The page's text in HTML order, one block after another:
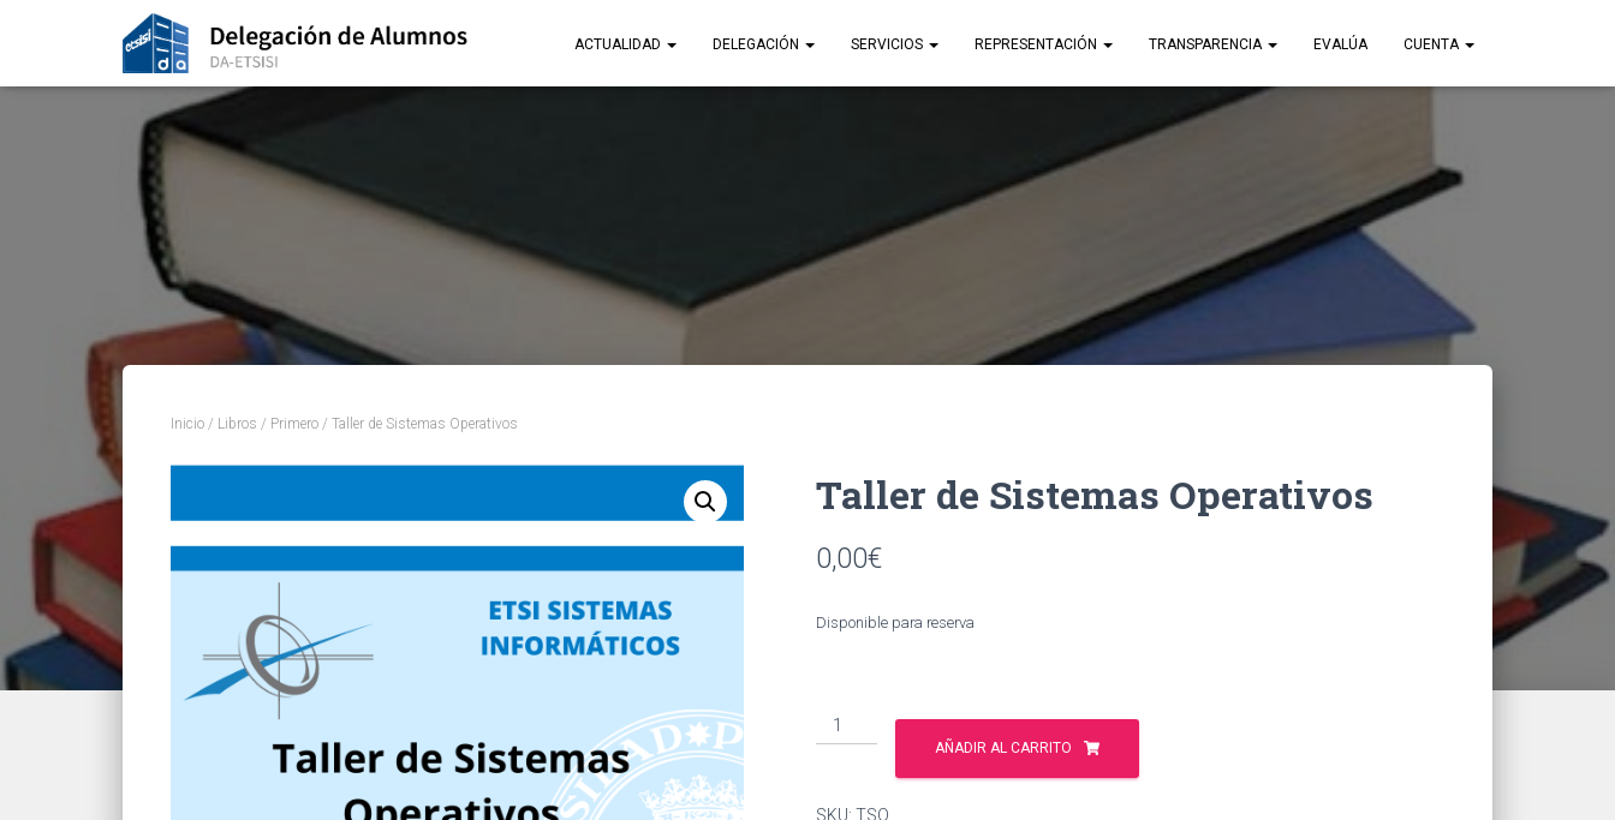
ACTUALIDAD DELEGACIÓN SERVICIOS REPRESENTACIÓN TRANSPARENCIA EVALÚA CUENTA
Inicio / Libros / Primero / Taller de Sistemas Operativos
Taller de Sistemas Operativos
0,00€
Disponible para reserva
Taller
de
AÑADIR AL CARRITO
SKU: TSO